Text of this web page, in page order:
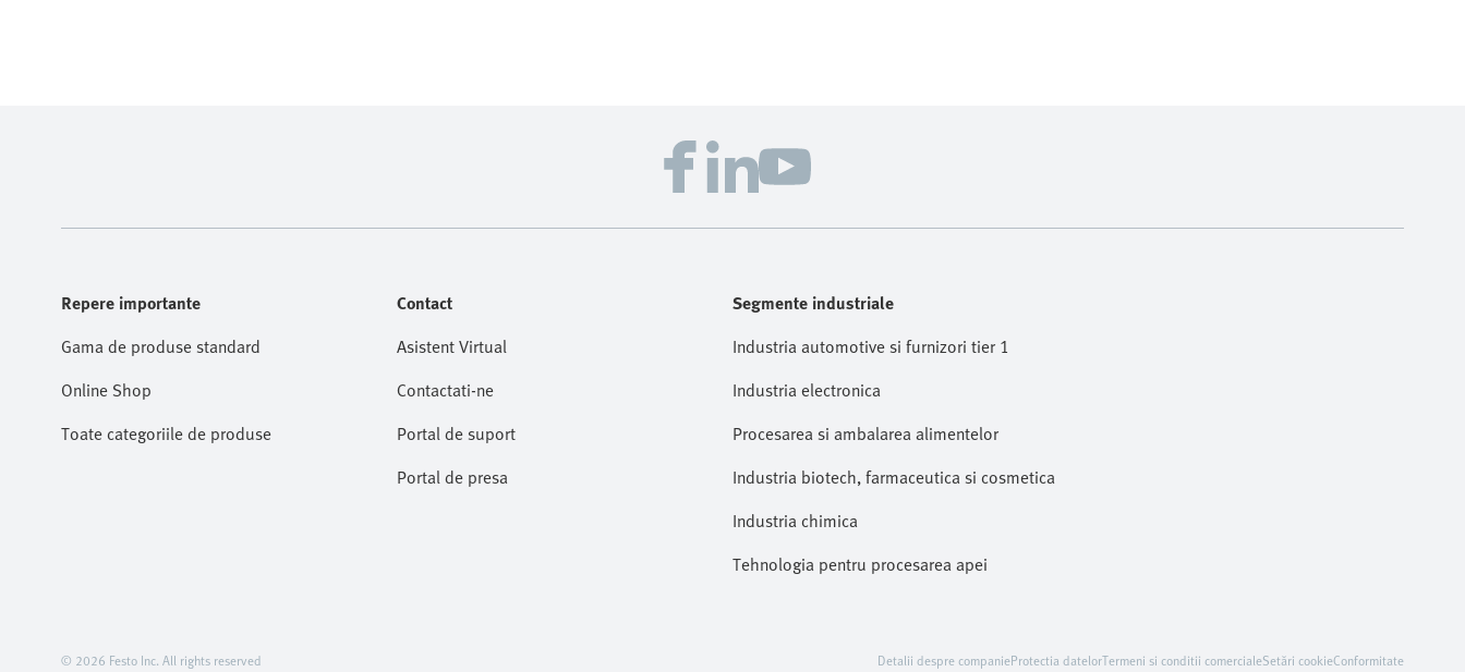
Repere importante
Gama de produse standard
Online Shop
Toate categoriile de produse
Contact
Asistent Virtual
Contactati-ne
Portal de suport
Portal de presa
Segmente industriale
Industria automotive si furnizori tier 1
Industria electronica
Procesarea si ambalarea alimentelor
Industria biotech, farmaceutica si cosmetica
Industria chimica
Tehnologia pentru procesarea apei
© 2026 Festo Inc. All rights reserved Detalii despre companieProtectia datelorTermeni si conditii comercialeSetări cookieConformitate